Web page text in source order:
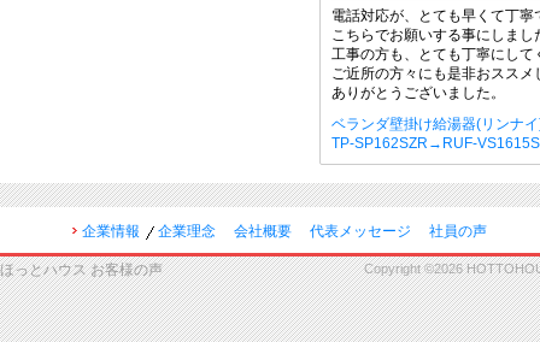
電話対応が、とても早くて丁
こちらでお願いする事にしまし
工事の方も、とても丁寧にし
ご近所の方々にも是非おスス
ありがとうございました。
ベランダ壁掛け給湯器(リンナ
TP-SP162SZR→RUF-
企業情報 企業理念 会社概要 代表メッセージ 社員の声
ほっとハウス お客様の声 Copyright ©2026